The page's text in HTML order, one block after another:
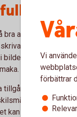
avtal
bra att kontakta
eventuella
eftersom det,
vill behålla
kan kännas tråkigt
Vi
förbättrar